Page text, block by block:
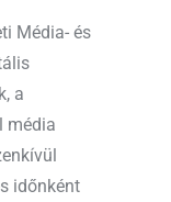
Média- és
a
média
időnként